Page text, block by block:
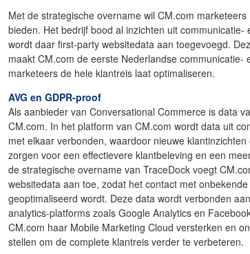
Met de strategische overname wil CM.com
bieden. Het bedrijf bood al inzichten uit communicatie-
wordt daar first-party websitedata aan toegevoegd.
maakt CM.com de eerste Nederlandse communicatie-
marketeers de hele klantreis laat optimaliseren.
AVG en GDPR-proof
Als aanbieder van Conversational Commerce is data
CM.com. In het platform van CM.com wordt data uit
met elkaar verbonden, waardoor nieuwe
zorgen voor een effectievere klantbeleving en een
de strategische overname van TraceDock voegt
websitedata aan toe, zodat het contact met
geoptimaliseerd wordt. Deze data wordt verbonden
analytics-platforms zoals Google Analytics en
CM.com haar Mobile Marketing Cloud versterken en
stellen om de complete klantreis verder te verbeteren.